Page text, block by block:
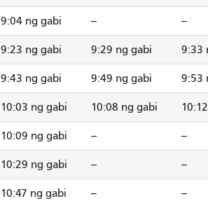
9:04 ng gabi -- --
9:23 ng gabi 9:29 ng gabi 9:33
9:43 ng gabi 9:49 ng gabi 9:53
10:03 ng gabi 10:08 ng gabi
10:09 ng gabi -- --
10:29 ng gabi -- --
10:47 ng gabi -- --